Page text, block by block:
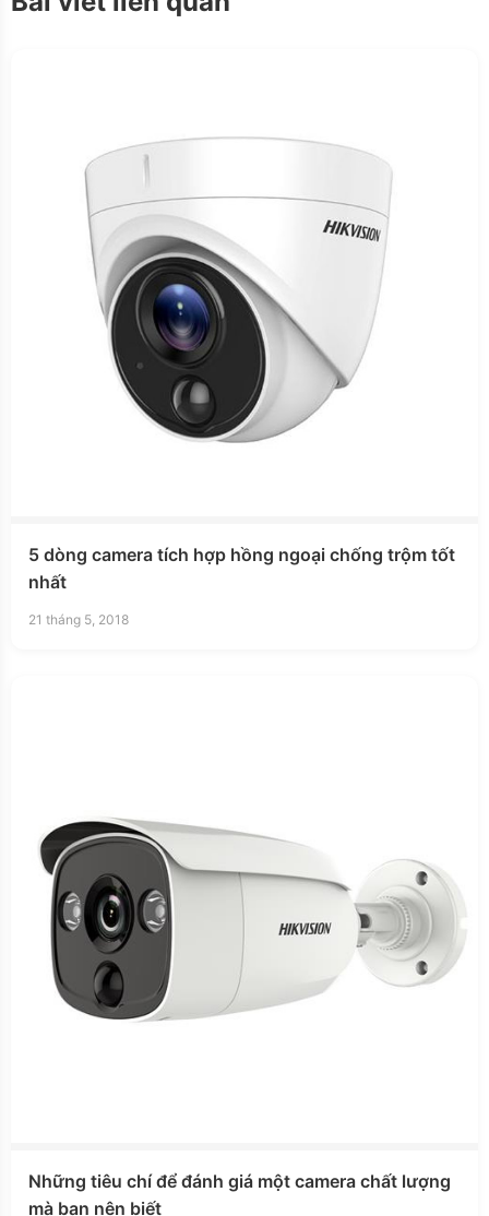
5 dòng camera tích hợp hồng ngoại chống trộm tốt
nhất
21 tháng 5, 2018
Những tiêu chí để đánh giá một camera chất lượng
mà bạn nên biết